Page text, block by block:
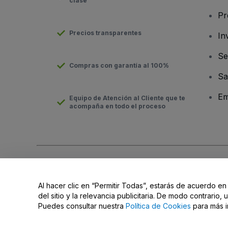
Precios transparentes
Compras con garantía al 100%
Equipo de Atención al Cliente que te
acompaña en todo el proceso
No compartir mi información personal ni tus opciones de
Al hacer clic en “Permitir Todas”, estarás de acuerdo
del sitio y la relevancia publicitaria. De modo contrario,
Puedes consultar nuestra Política de Cookies para más